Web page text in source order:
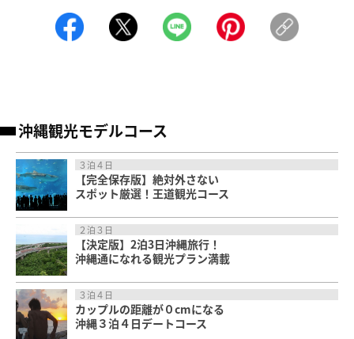
沖縄観光モデルコース
３泊４日
【完全保存版】絶対外さない
スポット厳選！王道観光コース
２泊３日
【決定版】2泊3日沖縄旅行！
沖縄通になれる観光プラン満載
３泊４日
カップルの距離が０cmになる
沖縄３泊４日デートコース